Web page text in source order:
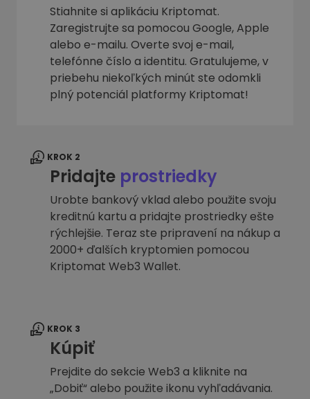
Stiahnite si aplikáciu Kriptomat.
Zaregistrujte sa pomocou Google, Apple
alebo e-mailu. Overte svoj e-mail,
telefónne číslo a identitu. Gratulujeme, v
priebehu niekoľkých minút ste odomkli
plný potenciál platformy Kriptomat!
KROK 2
Pridajte prostriedky
Urobte bankový vklad alebo použite svoju
kreditnú kartu a pridajte prostriedky ešte
rýchlejšie. Teraz ste pripravení na nákup a
2000+ ďalších kryptomien pomocou
Kriptomat Web3 Wallet.
KROK 3
Kúpiť
Prejdite do sekcie Web3 a kliknite na
„Dobiť“ alebo použite ikonu vyhľadávania.